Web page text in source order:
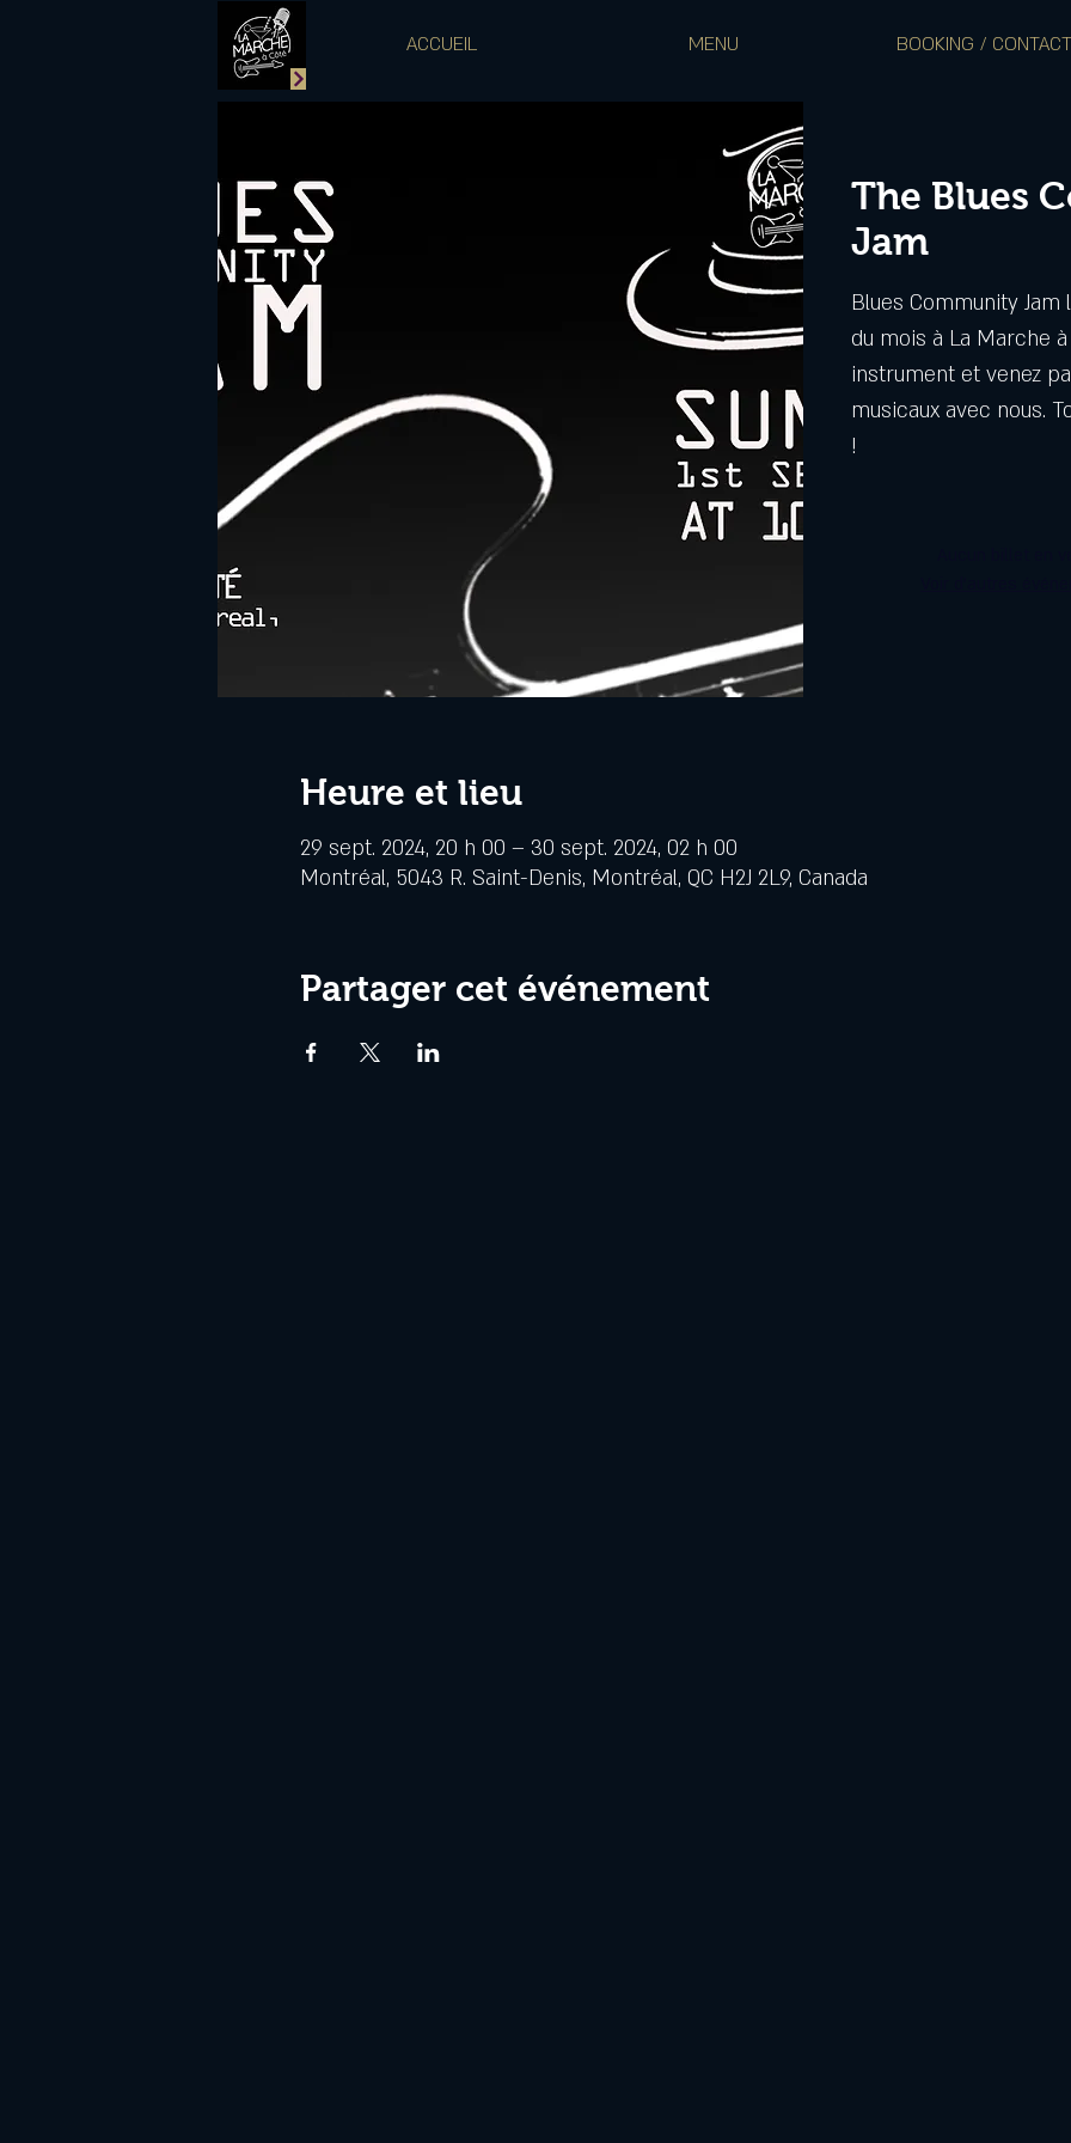
ACCUEIL MENU BOOKING / CONTACT
The Blues
Jam
Blues Community
du mois à La Marche
instrument et venez
musicaux avec nous.
!
Heure et lieu
29 sept. 2024, 20 h 00 – 30 sept. 2024, 02 h 00
Montréal, 5043 R. Saint-Denis, Montréal, QC H2J 2L9, Canada
Partager cet événement